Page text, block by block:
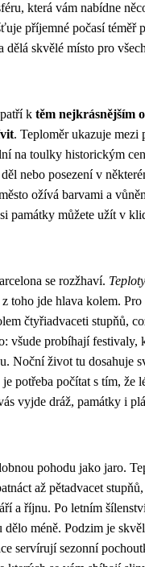
která vám nabídne
příjemné počasí téměř
dělá skvělé místo pro
k těm nejkrásnějším
. Teploměr ukazuje mezi
na toulky historickým
nebo posezení v
ožívá barvami a
památky můžete užít v
se rozžhaví.
z toho jde hlava kolem.
čtyřiadvaceti stupňů,
všude probíhají festivaly,
Noční život tu dosahuje
potřeba počítat s tím, že
vyjde dráž, památky i
pohodu jako jaro.
až pětadvacet
a říjnu. Po letním
méně. Podzim je
servírují sezonní